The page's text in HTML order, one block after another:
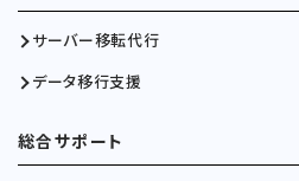
サーバー移転代行
データ移行支援
総合サポート